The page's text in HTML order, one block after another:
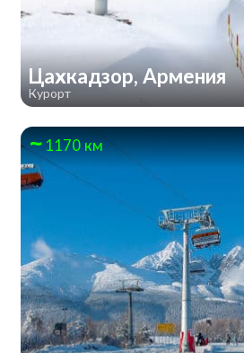
Цахкадзор, Армения
Курорт
1170 км